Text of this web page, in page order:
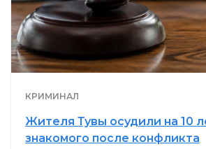
КРИМИНАЛ
Жителя Тувы осудили на 10
знакомого после конфликта